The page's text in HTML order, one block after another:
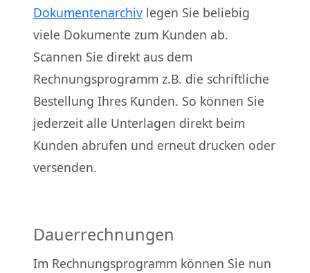
Dokumentenarchiv legen Sie beliebig
viele Dokumente zum Kunden ab.
Scannen Sie direkt aus dem
Rechnungsprogramm z.B. die schriftliche
Bestellung Ihres Kunden. So können Sie
jederzeit alle Unterlagen direkt beim
Kunden abrufen und erneut drucken oder
versenden.
Dauerrechnungen
Im Rechnungsprogramm können Sie nun